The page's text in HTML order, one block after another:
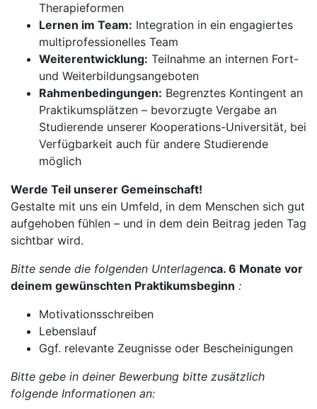
Therapieformen
Lernen im Team: Integration in ein engagiertes
multiprofessionelles Team
Weiterentwicklung: Teilnahme an internen Fort-
und Weiterbildungsangeboten
Rahmenbedingungen: Begrenztes Kontingent an
Praktikumsplätzen – bevorzugte Vergabe an
Studierende unserer Kooperations-Universität, bei
Verfügbarkeit auch für andere Studierende
möglich
Werde Teil unserer Gemeinschaft!
Gestalte mit uns ein Umfeld, in dem Menschen sich gut
aufgehoben fühlen – und in dem dein Beitrag jeden Tag
sichtbar wird.
Bitte sende die folgenden Unterlagenca. 6 Monate vor
deinem gewünschten Praktikumsbeginn :
Motivationsschreiben
Lebenslauf
Ggf. relevante Zeugnisse oder Bescheinigungen
Bitte gebe in deiner Bewerbung bitte zusätzlich
folgende Informationen an: